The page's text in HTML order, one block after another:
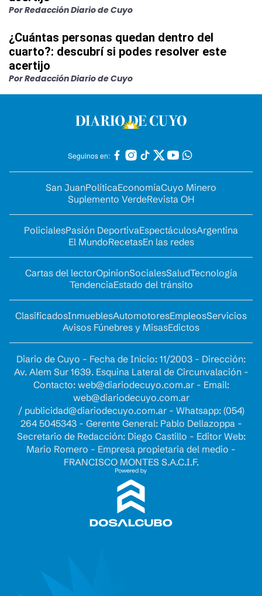
Por Redacción Diario de Cuyo
¿Cuántas personas quedan dentro del
cuarto?: descubrí si podes resolver este
acertijo
Por Redacción Diario de Cuyo
Seguinos en:
San JuanPolíticaEconomíaCuyo Minero
Suplemento VerdeRevista OH
PolicialesPasión DeportivaEspectáculosArgentina
El MundoRecetasEn las redes
Cartas del lectorOpinionSocialesSaludTecnología
TendenciaEstado del tránsito
ClasificadosInmueblesAutomotoresEmpleosServicios
Avisos Fúnebres y MisasEdictos
Diario de Cuyo - Fecha de Inicio: 11/2003 - Dirección:
Av. Alem Sur 1639. Esquina Lateral de Circunvalación -
Contacto: web@diariodecuyo.com.ar- Email:
web@diariodecuyo.com.ar
/ publicidad@diariodecuyo.com.ar- Whatsapp: (054)
264 5045343 - Gerente General: Pablo Dellazoppa -
Secretario de Redacción: Diego Castillo - Editor Web:
Mario Romero - Empresa propietaria del medio -
FRANCISCO MONTES S.A.C.I.F.